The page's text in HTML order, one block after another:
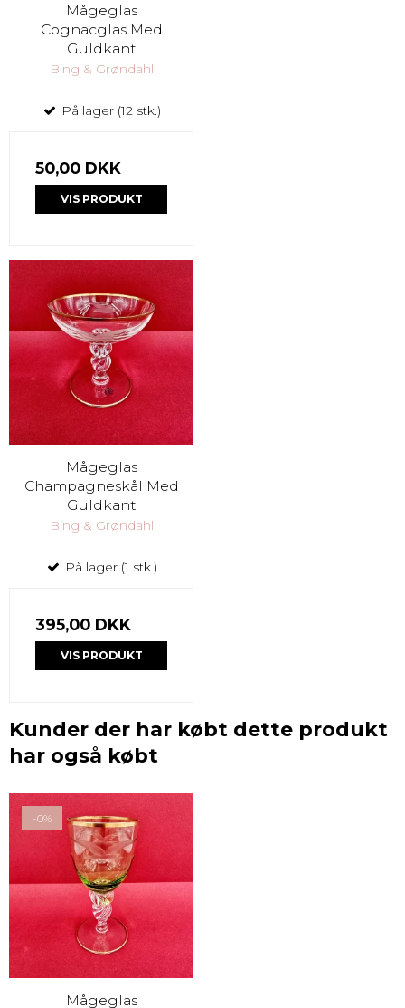
Mågeglas
Cognacglas Med
Guldkant
Bing & Grøndahl
På lager (12 stk.)
50,00 DKK
VIS PRODUKT
Mågeglas
Champagneskål Med
Guldkant
Bing & Grøndahl
På lager (1 stk.)
395,00 DKK
VIS PRODUKT
Kunder der har købt dette produkt
har også købt
-0%
Mågeglas